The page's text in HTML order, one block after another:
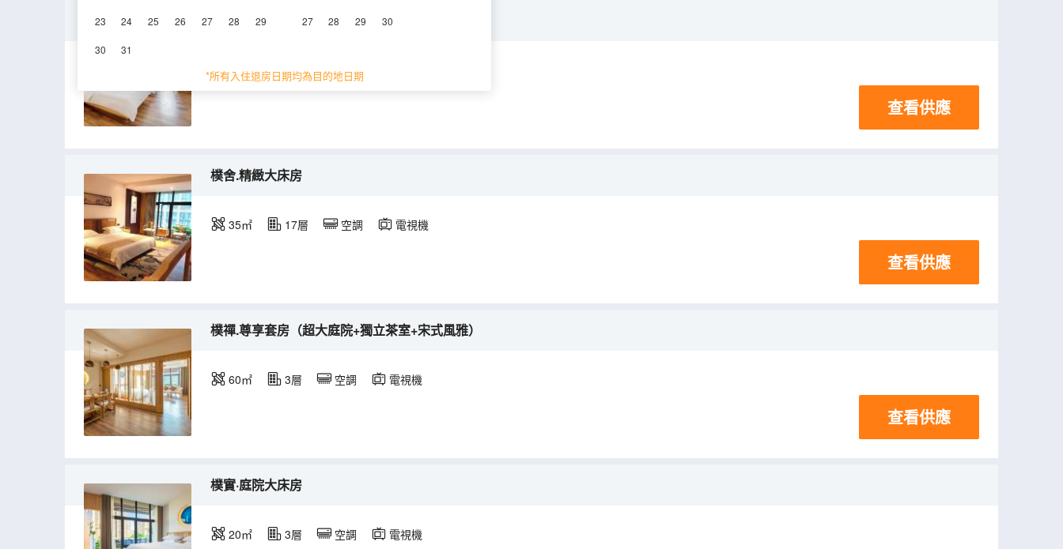
23 24 25 26 27 28 29
30 31
27 28 29 30
*所有入住退房日期均為目的地日期
樸心.庭院雅緻雙床房
35㎡ 3層 空調
查看供應
樸舍.精緻大床房
35㎡ 17層 空調 電視機
查看供應
樸禪.尊享套房（超大庭院+獨立茶室+宋式風雅）
60㎡ 3層 空調 電視機
查看供應
樸實·庭院大床房
20㎡ 3層 空調 電視機